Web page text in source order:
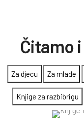
Čitamo
Za djecu Za mlade
Knjige za razbibrigu